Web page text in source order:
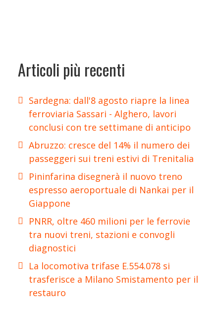
Articoli più recenti
Sardegna: dall'8 agosto riapre la linea
ferroviaria Sassari - Alghero, lavori
conclusi con tre settimane di anticipo
Abruzzo: cresce del 14% il numero dei
passeggeri sui treni estivi di Trenitalia
Pininfarina disegnerà il nuovo treno
espresso aeroportuale di Nankai per il
Giappone
PNRR, oltre 460 milioni per le ferrovie
tra nuovi treni, stazioni e convogli
diagnostici
La locomotiva trifase E.554.078 si
trasferisce a Milano Smistamento per il
restauro